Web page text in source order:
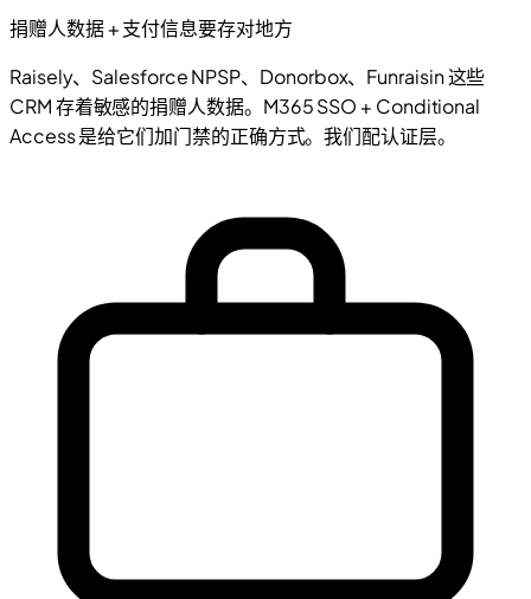
捐赠人数据 + 支付信息要存对地方
Raisely、Salesforce NPSP、Donorbox、Funraisin 这些
CRM 存着敏感的捐赠人数据。M365 SSO + Conditional
Access 是给它们加门禁的正确方式。我们配认证层。